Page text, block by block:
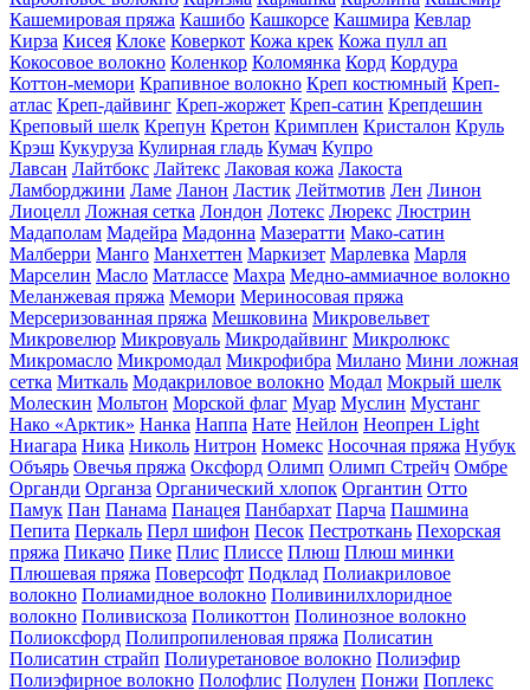
Кашемировая пряжа Кашибо Кашкорсе Кашмира Кевлар
Кирза Кисея Клоке Коверкот Кожа крек Кожа пулл ап
Кокосовое волокно Коленкор Коломянка Корд Кордура
Коттон-мемори Крапивное волокно Креп костюмный Креп-
атлас Креп-дайвинг Креп-жоржет Креп-сатин Крепдешин
Креповый шелк Крепун Кретон Кримплен Кристалон Круль
Крэш Кукуруза Кулирная гладь Кумач Купро
Лавсан Лайтбокс Лайтекс Лаковая кожа Лакоста
Ламборджини Ламе Ланон Ластик Лейтмотив Лен Линон
Лиоцелл Ложная сетка Лондон Лотекс Люрекс Люстрин
Мадаполам Мадейра Мадонна Мазератти Мако-сатин
Малберри Манго Манхеттен Маркизет Марлевка Марля
Марселин Масло Матлассе Махра Медно-аммиачное волокно
Меланжевая пряжа Мемори Мериносовая пряжа
Мерсеризованная пряжа Мешковина Микровельвет
Микровелюр Микровуаль Микродайвинг Микролюкс
Микромасло Микромодал Микрофибра Милано Мини ложная
сетка Миткаль Модакриловое волокно Модал Мокрый шелк
Молескин Мольтон Морской флаг Муар Муслин Мустанг
Нако «Арктик» Нанка Наппа Нате Нейлон Неопрен Light
Ниагара Ника Николь Нитрон Номекс Носочная пряжа Нубук
Объярь Овечья пряжа Оксфорд Олимп Олимп Стрейч Омбре
Органди Органза Органический хлопок Органтин Отто
Памук Пан Панама Панацея Панбархат Парча Пашмина
Пепита Перкаль Перл шифон Песок Пестроткань Пехорская
пряжа Пикачо Пике Плис Плиссе Плюш Плюш минки
Плюшевая пряжа Поверсофт Подклад Полиакриловое
волокно Полиамидное волокно Поливинилхлоридное
волокно Поливискоза Поликоттон Полинозное волокно
Полиоксфорд Полипропиленовая пряжа Полисатин
Полисатин страйп Полиуретановое волокно Полиэфир
Полиэфирное волокно Полофлис Полулен Понжи Поплекс